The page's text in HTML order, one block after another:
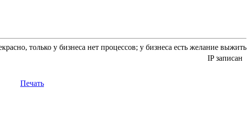
только у бизнеса нет процессов; у бизнеса есть желание выжить
IP записан
Печать